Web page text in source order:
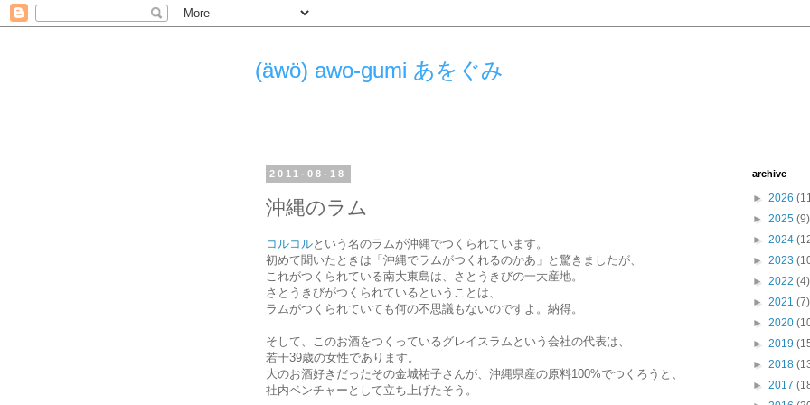
(äwö) awo-gumi あをぐみ
2011-08-18
沖縄のラム
コルコルという名のラムが沖縄でつくられています。
初めて聞いたときは「沖縄でラムがつくれるのかあ」と驚きましたが、
これがつくられている南大東島は、さとうきびの一大産地。
さとうきびがつくられているということは、
ラムがつくられていても何の不思議もないのですよ。納得。
そして、このお酒をつくっているグレイスラムという会社の代表は、
若干39歳の女性であります。
大のお酒好きだったその金城祐子さんが、沖縄県産の原料100%でつくろうと、
社内ベンチャーとして立ち上げたそう。
archive
► 2026
► 2025 (9)
► 2024
► 2023
► 2022 (4)
► 2021 (7)
► 2020
► 2019
► 2018
► 2017